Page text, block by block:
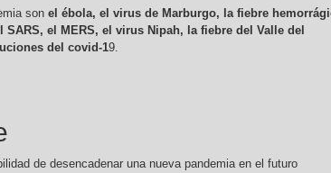
son el ébola, el virus de Marburgo, la fiebre
el MERS, el virus Nipah, la fiebre del Valle del
del covid-19.
de desencadenar una nueva pandemia en el futuro